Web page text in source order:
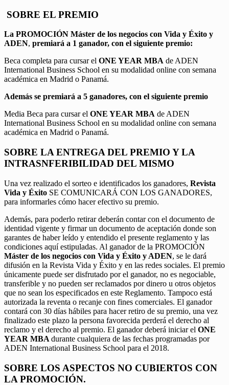
SOBRE EL PREMIO
La PROMOCIÓN Máster de los negocios con Vida y Éxito y
ADEN, premiará a 1 ganador, con el siguiente premio:
Beca completa para cursar el ONE YEAR MBA de ADEN
International Business School en su modalidad online con semana
académica en Madrid o Panamá.
Además se premiará a 5 ganadores, con el siguiente premio
Media Beca para cursar el ONE YEAR MBA de ADEN
International Business School en su modalidad online con semana
académica en Madrid o Panamá.
SOBRE LA ENTREGA DEL PREMIO Y LA
INTRASNFERIBILIDAD DEL MISMO
Una vez realizado el sorteo e identificados los ganadores, Revista
Vida y Éxito SE COMUNICARÁ CON LOS GANADORES,
para informarles cómo hacer efectivo su premio.
Además, para poderlo retirar deberán contar con el documento de
identidad vigente y firmar un documento de aceptación donde son
garantes de haber leído y entendido el presente reglamento y las
condiciones aquí estipuladas. Al ganador de la PROMOCIÓN
Máster de los negocios con Vida y Éxito y ADEN, se le dará
difusión en la Revista Vida y Éxito y en las redes sociales. El premio
únicamente puede ser disfrutado por el ganador, no es negociable,
transferible y no pueden ser reclamados por dinero u otros objetos
que no sean los especificados en este Reglamento. Tampoco está
autorizada la reventa o recanje con fines comerciales. El ganador
contará con 30 días hábiles para hacer retiro de su premio, una vez
finalizado este plazo la persona favorecida perderá el derecho al
reclamo y el derecho al premio. El ganador deberá iniciar el ONE
YEAR MBA durante cualquiera de las fechas programadas por
ADEN International Business School para el 2018.
SOBRE LOS ASPECTOS NO CUBIERTOS CON
LA PROMOCIÓN.